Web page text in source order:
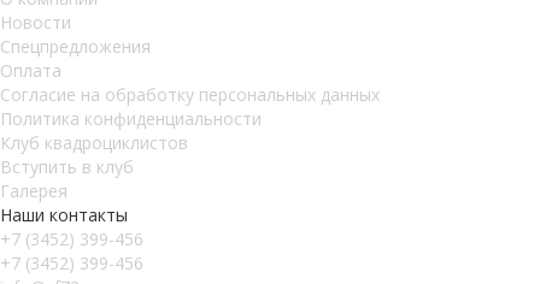
Новости
Спецпредложения
Оплата
Согласие на обработку персональных данных
Политика конфиденциальности
Клуб квадроциклистов
Вступить в клуб
Галерея
Наши контакты
+7 (3452) 399-456
+7 (3452) 399-456